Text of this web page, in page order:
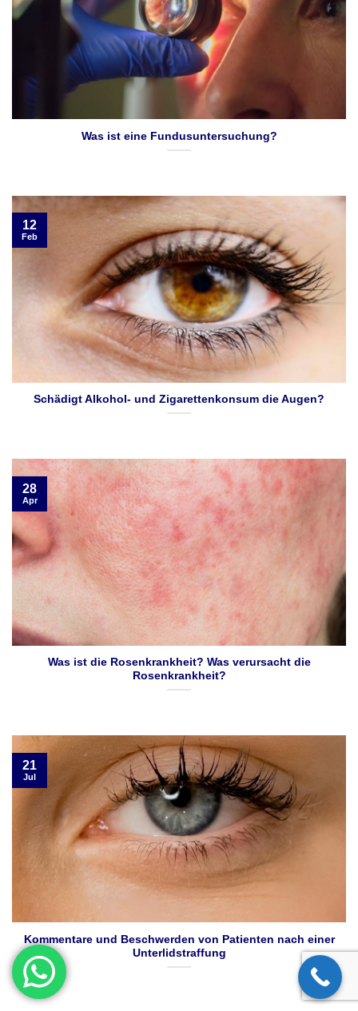
Was ist eine Fundusuntersuchung?
Schädigt Alkohol- und Zigarettenkonsum die Augen?
12
Feb
Was ist die Rosenkrankheit? Was verursacht die
Rosenkrankheit?
28
Apr
Kommentare und Beschwerden von Patienten nach einer
Unterlidstraffung
21
Jul